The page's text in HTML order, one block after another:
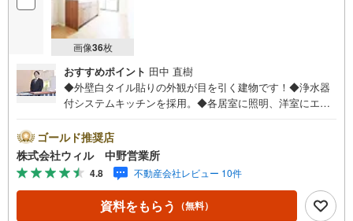
画像36枚
おすすめポイント 田中 直樹
◆外壁白タイル貼りの外観が目を引く建物です！◆浄水器
付システムキッチンを採用。◆各居室に照明、洋室にエア
当日から快適な新生活を始められます！◆浴室暖房乾燥機
を設置したバスルーム。天候を気にせず洗濯物を乾かせる
ほか、冬場も室内を温めてから入浴でき、日々の疲れを癒
やせます！◆3面採光で陽当り良好。2面バルコニーを備え
た開放的な室内で、心地よい毎日を過ごせます！◆クロー
ゼットやシューズボックスも備わり、限られた空間を活用
ゴールド推奨店
株式会社ウィル 中野営業所
4.8 不動産会社レビュー 10件
資料をもらう （無料）